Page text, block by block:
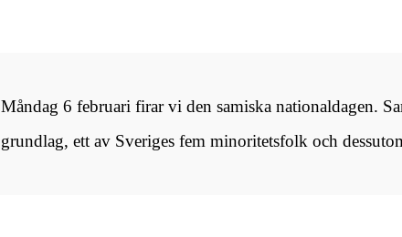
Måndag 6 februari firar vi den samiska nationaldagen.
grundlag, ett av Sveriges fem minoritetsfolk och